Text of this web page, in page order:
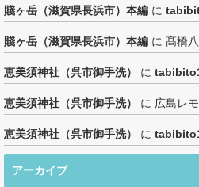
賤ヶ岳（滋賀県長浜市）本編 に
賤ヶ岳（滋賀県長浜市）本編 に 髙橋
恵美須神社（呉市御手洗） に
恵美須神社（呉市御手洗） に 広島レ
恵美須神社（呉市御手洗） に
アーカイブ